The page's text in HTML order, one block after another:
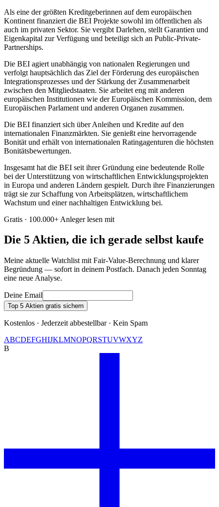
Als eine der größten Kreditgeberinnen auf dem europäischen
Kontinent finanziert die BEI Projekte sowohl im öffentlichen als
auch im privaten Sektor. Sie vergibt Darlehen, stellt Garantien und
Eigenkapital zur Verfügung und beteiligt sich an Public-Private-
Partnerships.
Die BEI agiert unabhängig von nationalen Regierungen und
verfolgt hauptsächlich das Ziel der Förderung des europäischen
Integrationsprozesses und der Stärkung der Zusammenarbeit
zwischen den Mitgliedstaaten. Sie arbeitet eng mit anderen
europäischen Institutionen wie der Europäischen Kommission, dem
Europäischen Parlament und anderen Organen zusammen.
Die BEI finanziert sich über Anleihen und Kredite auf den
internationalen Finanzmärkten. Sie genießt eine hervorragende
Bonität und erhält von internationalen Ratingagenturen die höchsten
Bonitätsbewertungen.
Insgesamt hat die BEI seit ihrer Gründung eine bedeutende Rolle
bei der Unterstützung von wirtschaftlichen Entwicklungsprojekten
in Europa und anderen Ländern gespielt. Durch ihre Finanzierungen
trägt sie zur Schaffung von Arbeitsplätzen, wirtschaftlichem
Wachstum und einer nachhaltigen Entwicklung bei.
Gratis · 100.000+ Anleger lesen mit
Die 5 Aktien, die ich gerade selbst kaufe
Meine aktuelle Watchlist mit Fair-Value-Berechnung und klarer
Begründung — sofort in deinem Postfach. Danach jeden Sonntag
eine neue Analyse.
Deine Email
Top 5 Aktien gratis sichern
Kostenlos · Jederzeit abbestellbar · Kein Spam
ABCDEFGHIJKLMNOPQRSTUVWXYZ
B